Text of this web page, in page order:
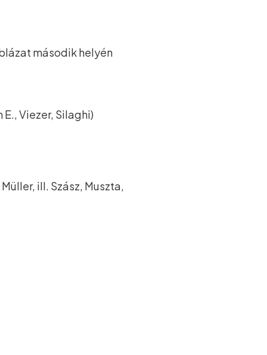
második helyén
Viezer, Silaghi)
ill. Szász, Muszta,